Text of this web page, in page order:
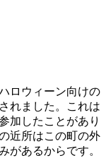
ロウィーン向けの
れました。これは
加したことがあり
近所はこの町の外
があるからです。